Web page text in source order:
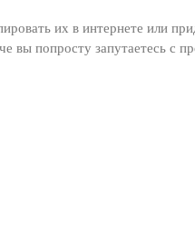
их в интернете или
вы попросту запутаетесь с